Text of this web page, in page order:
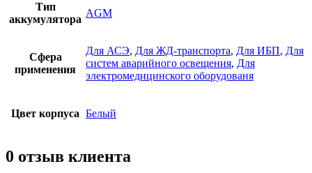
Тип
аккумулятора
AGM
Сфера
применения
Для АСЭ, Для ЖД-транспорта, Для ИБП, Для
систем аварийного освещения, Для
электромедицинского оборудованя
Цвет корпуса Белый
0 отзыв клиента